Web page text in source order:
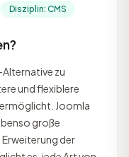
Disziplin: CMS
zu
und flexiblere
Joomla
große
der